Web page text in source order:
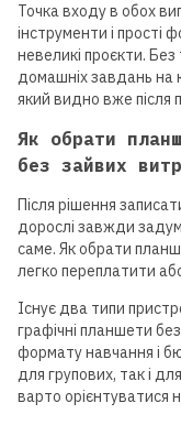
Точка входу в обох
інструменти і прості
невеликі проєкти.
домашніх завдань на
який видно вже після
Як обрати
без зайвих
Після рішення
дорослі завжди
саме. Як обрати
легко переплатити
Існує два типи
графічні планшети
формату навчання і
для групових, так і
варто орієнтуватися